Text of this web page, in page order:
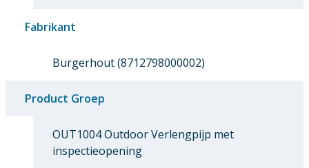
Fabrikant
Burgerhout (8712798000002)
Product Groep
OUT1004 Outdoor Verlengpijp met
inspectieopening